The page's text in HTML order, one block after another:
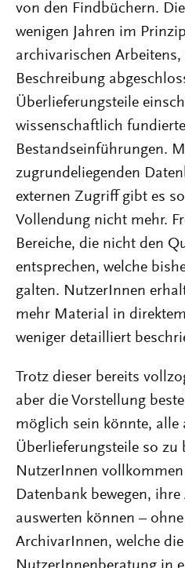
von den Findbüchern.
wenigen Jahren im
archivarischen Arbeitens,
Beschreibung
Überlieferungsteile
wissenschaftlich
Bestandseinführungen.
zugrundeliegenden
externen Zugriff gibt es
Vollendung nicht mehr.
Bereiche, die nicht den
entsprechen, welche
galten. NutzerInnen
mehr Material in
weniger detailliert
Trotz dieser bereits
aber die Vorstellung
möglich sein könnte, alle
Überlieferungsteile so zu
NutzerInnen
Datenbank bewegen,
auswerten können –
ArchivarInnen, welche